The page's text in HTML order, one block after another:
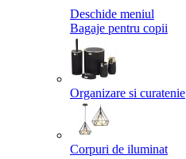
Deschide meniul
Bagaje pentru copii
Organizare si curatenie
Corpuri de iluminat